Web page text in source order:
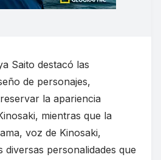
Saito destacó las
de personajes,
la apariencia
mientras que la
voz de Kinosaki,
personalidades que